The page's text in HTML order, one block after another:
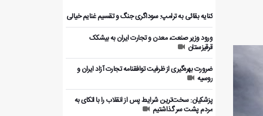
کنایه بقائی به ترامپ: سوداگری جنگ و تقسیم غنایم خیالی
ورود وزیر صنعت، معدن و تجارت ایران به بیشکک
قرقیزستان
ضرورت بهره‌گیری از ظرفیت توافقنامه تجارت آزاد ایران و
روسیه
پزشکیان: سخت‌ترین شرایط پس از انقلاب را با اتکای به
مردم پشت سر گذاشتیم